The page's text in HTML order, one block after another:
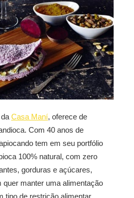
Casa Maní, oferece de
Com 40 anos de
tem em seu portfólio
100% natural, com zero
gorduras e açúcares,
quer manter uma alimentação
tipo de restrição alimentar.